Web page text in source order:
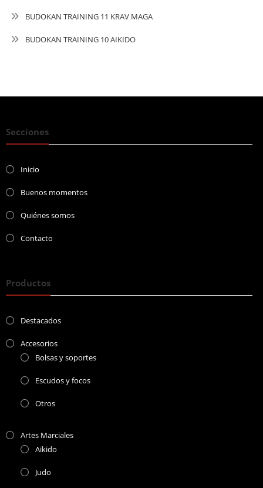
BUDOKAN TRAINING 11 KRAV MAGA
BUDOKAN TRAINING 10 AIKIDO
Secciones
Inicio
Buenos momentos
Quiénes somos
Contacto
Productos
Destacados
Accesorios
Bolsas y soportes
Escudos y focos
Otros
Artes Marciales
Aikido
Judo